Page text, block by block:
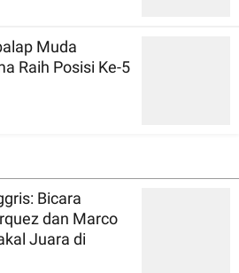
Muda
Raih Posisi Ke-5
Bicara
dan Marco
Juara di